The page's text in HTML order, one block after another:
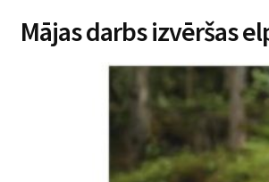
Mājas darbs izvēršas